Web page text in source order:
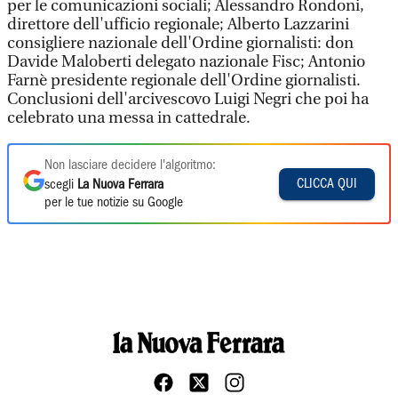
per le comunicazioni sociali; Alessandro Rondoni,
direttore dell'ufficio regionale; Alberto Lazzarini
consigliere nazionale dell'Ordine giornalisti: don
Davide Maloberti delegato nazionale Fisc; Antonio
Farnè presidente regionale dell'Ordine giornalisti.
Conclusioni dell'arcivescovo Luigi Negri che poi ha
celebrato una messa in cattedrale.
Non lasciare decidere l'algoritmo:
scegli La Nuova Ferrara
per le tue notizie su Google
CLICCA QUI